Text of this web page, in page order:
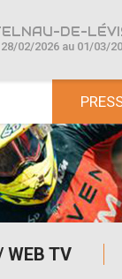
WEB TV
DE-
02/2026 au 01/03/